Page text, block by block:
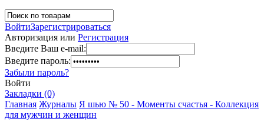
ВойтиЗарегистрироваться
Авторизация или Регистрация
Введите Ваш e-mail:
Введите пароль:
Забыли пароль?
Войти
Закладки (0)
Главная Журналы Я шью № 50 - Моменты счастья - Коллекция
для мужчин и женщин